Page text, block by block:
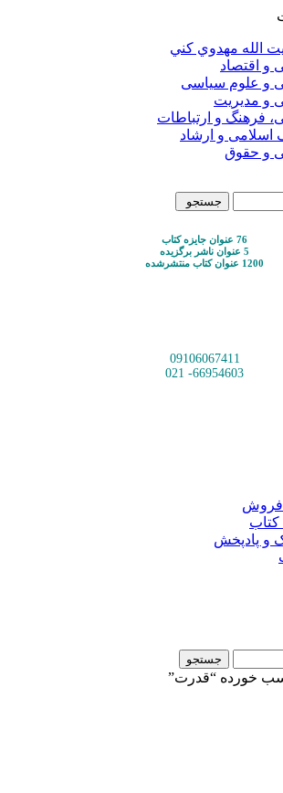
الله مهدوي كني
و اقتصاد
و علوم سیاسی
و مدیریت
فرهنگ و ارتباطات
اسلامی و ارشاد
و حقوق
جستجو
76 عنوان جایزه کتاب
5 عنوان ناشر برگزیده
1200 عنوان کتاب منتشرشده
09106067411
66954603- 021
فروش
و پادپخش
جستجو
خورده “قدرت”